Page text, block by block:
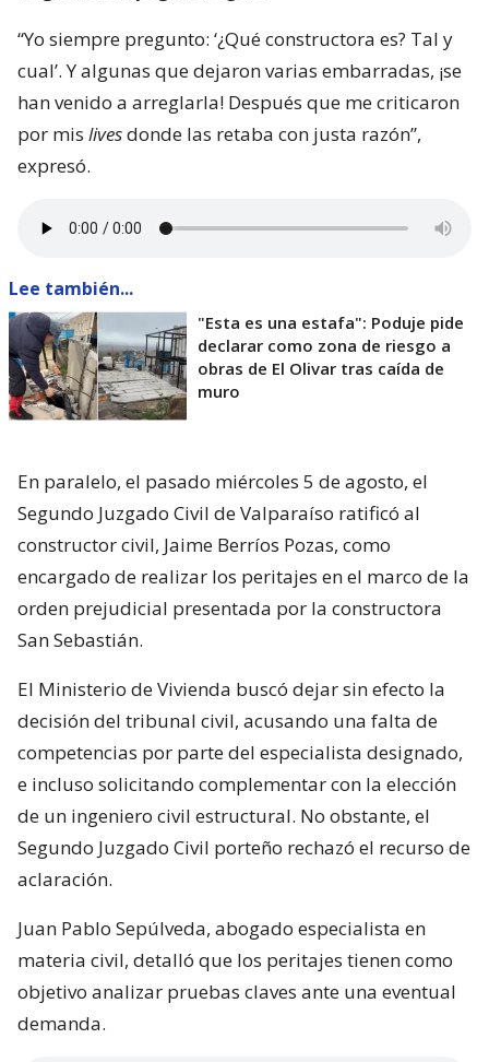
“Yo siempre pregunto: ‘¿Qué constructora es? Tal y
cual’. Y algunas que dejaron varias embarradas, ¡se
han venido a arreglarla! Después que me criticaron
por mis livesdonde las retaba con justa razón”,
expresó.
Lee también...
"Esta es una estafa": Poduje pide
declarar como zona de riesgo a
obras de El Olivar tras caída de
muro
En paralelo, el pasado miércoles 5 de agosto, el
Segundo Juzgado Civil de Valparaíso ratificó al
constructor civil, Jaime Berríos Pozas, como
encargado de realizar los peritajes en el marco de la
orden prejudicial presentada por la constructora
San Sebastián.
El Ministerio de Vivienda buscó dejar sin efecto la
decisión del tribunal civil, acusando una falta de
competencias por parte del especialista designado,
e incluso solicitando complementar con la elección
de un ingeniero civil estructural. No obstante, el
Segundo Juzgado Civil porteño rechazó el recurso de
aclaración.
Juan Pablo Sepúlveda, abogado especialista en
materia civil, detalló que los peritajes tienen como
objetivo analizar pruebas claves ante una eventual
demanda.